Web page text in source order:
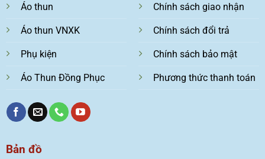
Áo thun
Áo thun VNXK
Phụ kiện
Áo Thun Đồng Phục
Chính sách giao nhận
Chính sách đổi trả
Chính sách bảo mật
Phương thức thanh toán
Bản đồ